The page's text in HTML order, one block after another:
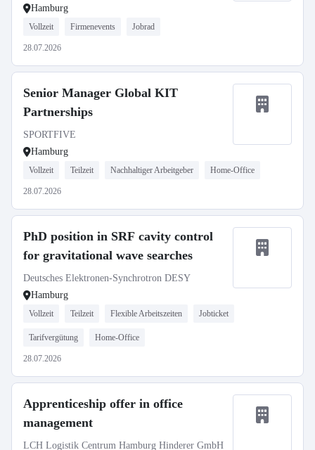
Hamburg
Vollzeit Firmenevents Jobrad
28.07.2026
Senior Manager Global KIT
Partnerships
SPORTFIVE
Hamburg
Vollzeit Teilzeit Nachhaltiger Arbeitgeber Home-Office
28.07.2026
PhD position in SRF cavity control
for gravitational wave searches
Deutsches Elektronen-Synchrotron DESY
Hamburg
Vollzeit Teilzeit Flexible Arbeitszeiten Jobticket
Tarifvergütung Home-Office
28.07.2026
Apprenticeship offer in office
management
LCH Logistik Centrum Hamburg Hinderer GmbH